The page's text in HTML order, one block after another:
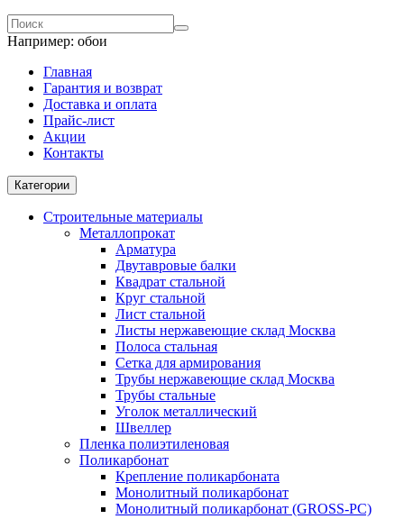
Например: обои
Главная
Гарантия и возврат
Доставка и оплата
Прайс-лист
Акции
Контакты
Категории
Строительные материалы
Металлопрокат
Арматура
Двутавровые балки
Квадрат стальной
Круг стальной
Лист стальной
Листы нержавеющие склад Москва
Полоса стальная
Сетка для армирования
Трубы нержавеющие склад Москва
Трубы стальные
Уголок металлический
Швеллер
Пленка полиэтиленовая
Поликарбонат
Крепление поликарбоната
Монолитный поликарбонат
Монолитный поликарбонат (GROSS-PC)